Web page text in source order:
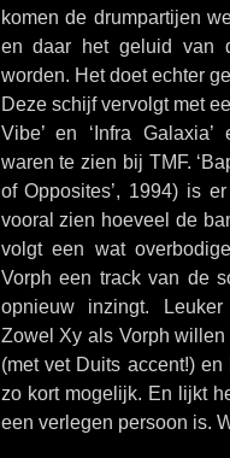
komen de drumpartijen
en daar het geluid van
worden. Het doet echter
Deze schijf vervolgt met
Vibe’ en ‘Infra
waren te zien bij TMF.
of Opposites’, 1994) is
vooral zien hoeveel de
volgt een wat
Vorph een track van de
opnieuw inzingt.
Zowel Xy als Vorph
(met vet Duits accent!)
zo kort mogelijk. En lijkt
een verlegen persoon is.